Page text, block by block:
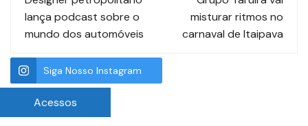
lança podcast sobre o
mundo dos automóveis
misturar ritmos no
carnaval de Itaipava
Siga Nosso Instagram
Acessos